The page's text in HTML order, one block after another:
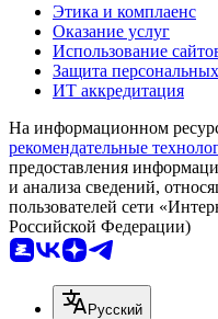
Этика и комплаенс
Оказание услуг
Использование
Защита
ИТ аккредитация
На информационном
рекомендательные
предоставления
и анализа сведений,
пользователей сети
Российской Федерации)
Русский